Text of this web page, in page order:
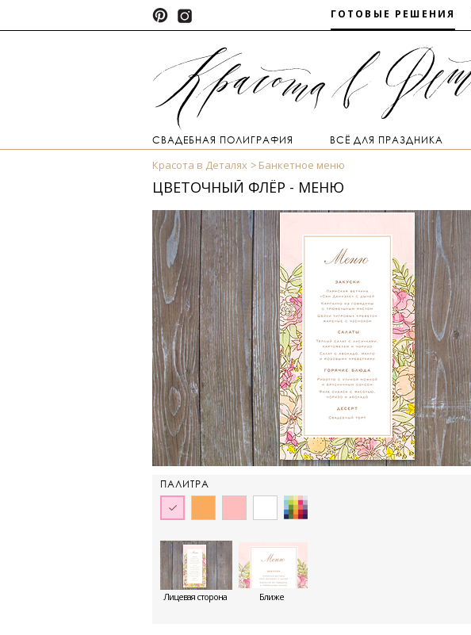
ГОТОВЫЕ РЕШЕНИЯ
СВАДЕБНАЯ ПОЛИГРАФИЯ ВСЁ ДЛЯ ПРАЗДНИКА
Красота в Деталях Банкетное меню
ЦВЕТОЧНЫЙ ФЛЁР - МЕНЮ
ПАЛИТРА
Лицевая сторона Ближе